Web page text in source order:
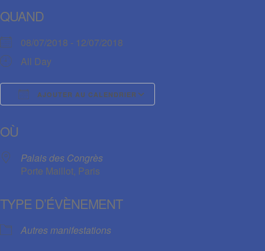
QUAND
08/07/2018 - 12/07/2018
All Day
AJOUTER AU CALENDRIER
OÙ
Palais des Congrès
Porte Maillot, Paris
TYPE D’ÉVÈNEMENT
Autres manifestations